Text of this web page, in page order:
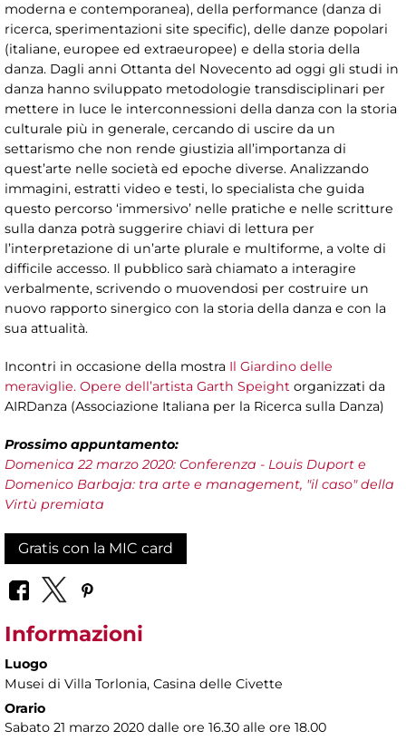
moderna e contemporanea), della performance (danza di
ricerca, sperimentazioni site specific), delle danze popolari
(italiane, europee ed extraeuropee) e della storia della
danza. Dagli anni Ottanta del Novecento ad oggi gli studi in
danza hanno sviluppato metodologie transdisciplinari per
mettere in luce le interconnessioni della danza con la storia
culturale più in generale, cercando di uscire da un
settarismo che non rende giustizia all’importanza di
quest’arte nelle società ed epoche diverse. Analizzando
immagini, estratti video e testi, lo specialista che guida
questo percorso ‘immersivo’ nelle pratiche e nelle scritture
sulla danza potrà suggerire chiavi di lettura per
l’interpretazione di un’arte plurale e multiforme, a volte di
difficile accesso. Il pubblico sarà chiamato a interagire
verbalmente, scrivendo o muovendosi per costruire un
nuovo rapporto sinergico con la storia della danza e con la
sua attualità.
Incontri in occasione della mostra Il Giardino delle
meraviglie. Opere dell’artista Garth Speight organizzati da
AIRDanza (Associazione Italiana per la Ricerca sulla Danza)
Prossimo appuntamento:
Domenica 22 marzo 2020: Conferenza - Louis Duport e
Domenico Barbaja: tra arte e management, "il caso" della
Virtù premiata
Gratis con la MIC card
Informazioni
Luogo
Musei di Villa Torlonia, Casina delle Civette
Orario
Sabato 21 marzo 2020 dalle ore 16.30 alle ore 18.00